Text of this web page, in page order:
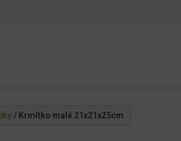
/ Krmítko malé 21x21x25cm